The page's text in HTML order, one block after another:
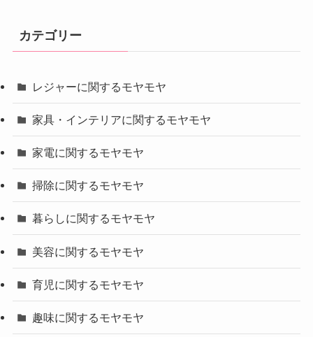
カテゴリー
レジャーに関するモヤモヤ
家具・インテリアに関するモヤモヤ
家電に関するモヤモヤ
掃除に関するモヤモヤ
暮らしに関するモヤモヤ
美容に関するモヤモヤ
育児に関するモヤモヤ
趣味に関するモヤモヤ